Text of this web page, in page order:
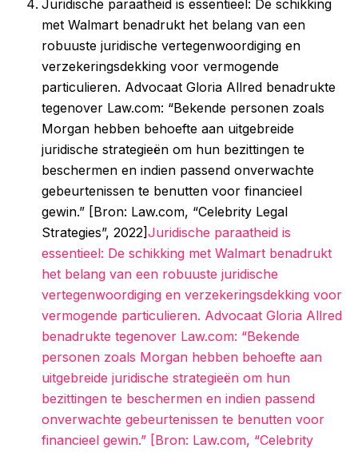
Juridische paraatheid is essentieel: De schikking
met Walmart benadrukt het belang van een
robuuste juridische vertegenwoordiging en
verzekeringsdekking voor vermogende
particulieren. Advocaat Gloria Allred benadrukte
tegenover Law.com: “Bekende personen zoals
Morgan hebben behoefte aan uitgebreide
juridische strategieën om hun bezittingen te
beschermen en indien passend onverwachte
gebeurtenissen te benutten voor financieel
gewin.” [Bron: Law.com, “Celebrity Legal
Strategies”, 2022]Juridische paraatheid is
essentieel: De schikking met Walmart benadrukt
het belang van een robuuste juridische
vertegenwoordiging en verzekeringsdekking voor
vermogende particulieren. Advocaat Gloria Allred
benadrukte tegenover Law.com: “Bekende
personen zoals Morgan hebben behoefte aan
uitgebreide juridische strategieën om hun
bezittingen te beschermen en indien passend
onverwachte gebeurtenissen te benutten voor
financieel gewin.” [Bron: Law.com, “Celebrity